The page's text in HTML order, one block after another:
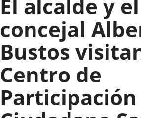
Valladolid
El alcalde y el
concejal
Bustos
Centro de
Participación